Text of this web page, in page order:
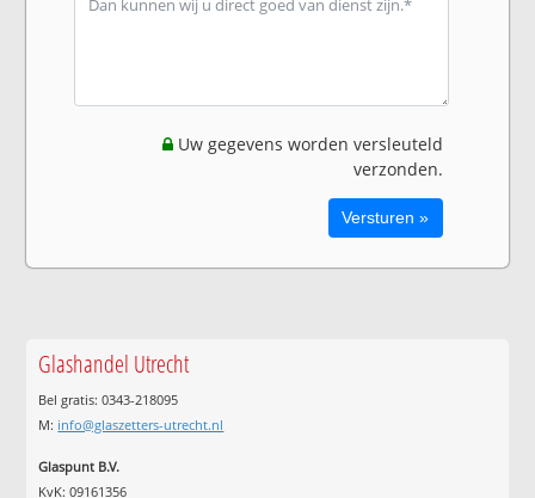
Uw gegevens worden versleuteld
verzonden.
Glashandel Utrecht
Bel gratis: 0343-218095
M: info@glaszetters-utrecht.nl
Glaspunt B.V.
KvK: 09161356